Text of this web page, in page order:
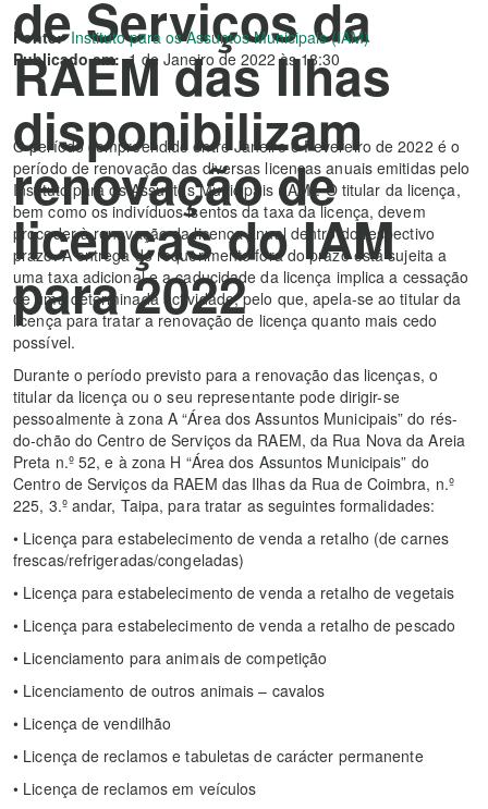
de Serviços da
RAEM das Ilhas
disponibilizam
renovação de
licenças do IAM
para 2022
Fonte: Instituto para os Assuntos Municipais (IAM)
Publicado em: 1 de Janeiro de 2022 às 18:30
O período compreendido entre Janeiro e Fevereiro de 2022 é o
período de renovação das diversas licenças anuais emitidas pelo
Instituto para os Assuntos Municipais (IAM). O titular da licença,
bem como os indivíduos isentos da taxa da licença, devem
proceder à renovação da licença anual dentro do respectivo
prazo. A entrega do requerimento fora do prazo está sujeita a
uma taxa adicional e a caducidade da licença implica a cessação
de uma determinada actividade, pelo que, apela-se ao titular da
licença para tratar a renovação de licença quanto mais cedo
possível.
Durante o período previsto para a renovação das licenças, o
titular da licença ou o seu representante pode dirigir-se
pessoalmente à zona A “Área dos Assuntos Municipais” do rés-
do-chão do Centro de Serviços da RAEM, da Rua Nova da Areia
Preta n.º 52, e à zona H “Área dos Assuntos Municipais” do
Centro de Serviços da RAEM das Ilhas da Rua de Coimbra, n.º
225, 3.º andar, Taipa, para tratar as seguintes formalidades:
• Licença para estabelecimento de venda a retalho (de carnes
frescas/refrigeradas/congeladas)
• Licença para estabelecimento de venda a retalho de vegetais
• Licença para estabelecimento de venda a retalho de pescado
• Licenciamento para animais de competição
• Licenciamento de outros animais – cavalos
• Licença de vendilhão
• Licença de reclamos e tabuletas de carácter permanente
• Licença de reclamos em veículos